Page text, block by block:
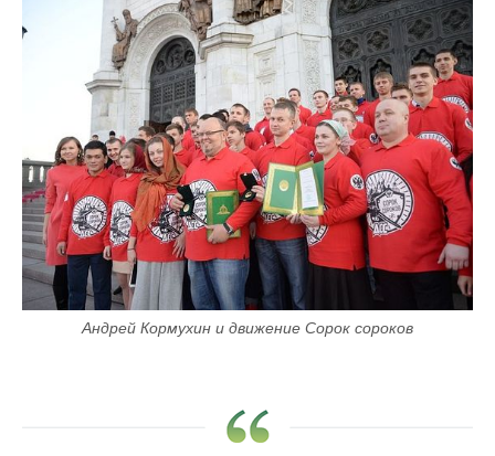
Андрей Кормухин и движение Сорок сороков